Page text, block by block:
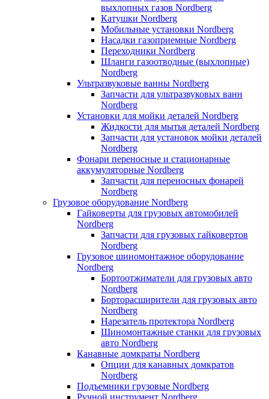
выхлопных газов Nordberg
Катушки Nordberg
Мобильные установки Nordberg
Насадки газоприемные Nordberg
Переходники Nordberg
Шланги газоотводные (выхлопные)
Nordberg
Ультразвуковые ванны Nordberg
Запчасти для ультразвуковых ванн
Nordberg
Установки для мойки деталей Nordberg
Жидкости для мытья деталей Nordberg
Запчасти для установок мойки деталей
Nordberg
Фонари переносные и стационарные
аккумуляторные Nordberg
Запчасти для переносных фонарей
Nordberg
Грузовое оборудование Nordberg
Гайковерты для грузовых автомобилей
Nordberg
Запчасти для грузовых гайковертов
Nordberg
Грузовое шиномонтажное оборудование
Nordberg
Бортоотжиматели для грузовых авто
Nordberg
Борторасширители для грузовых авто
Nordberg
Нарезатель протектора Nordberg
Шиномонтажные станки для грузовых
авто Nordberg
Канавные домкраты Nordberg
Опции для канавных домкратов
Nordberg
Подъемники грузовые Nordberg
Ручной инструмент Nordberg